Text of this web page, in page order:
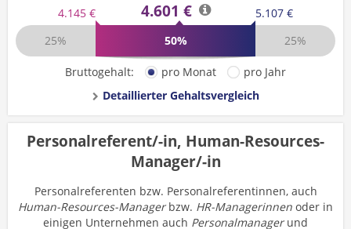
4.145 € 4.601 €
5.107 €
25%
50% 25%
Bruttogehalt: pro Monat
pro Jahr
Detaillierter Gehaltsvergleich
Personalreferent/-in, Human-Resources-
Manager/-in
Personalreferenten bzw. Personalreferentinnen, auch
Human-Resources-Managerbzw. HR-Managerinnen oder in
einigen Unternehmen auch Personalmanagerund